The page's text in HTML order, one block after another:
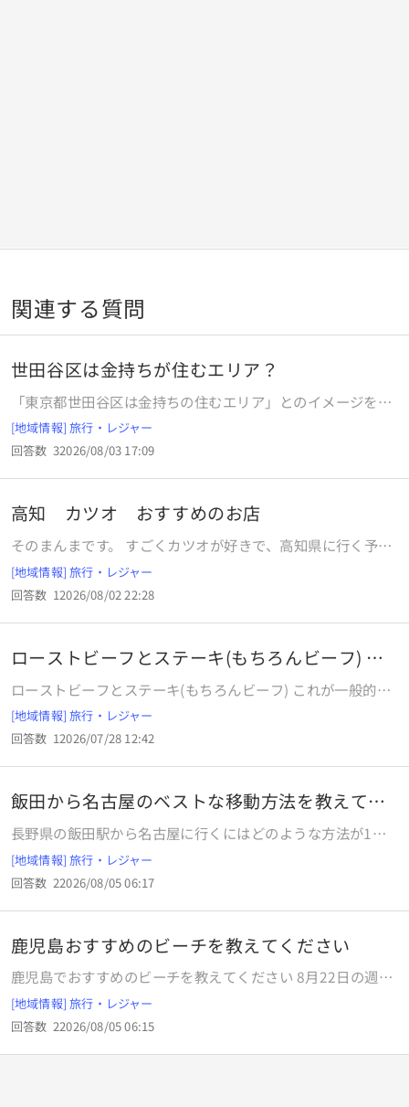
関連する質問
世田谷区は金持ちが住むエリア？
「東京都世田谷区は金持ちの住むエリア」とのイメージを持
ちますか？
[地域情報] 旅行・レジャー
回答数 32026/08/03 17:09
高知 カツオ おすすめのお店
そのまんまです。 すごくカツオが好きで、高知県に行く予定
です。 高知市内と足摺岬方面でおすすめのお店ありません
か？ 予算5000円以内のお店を何店舗かいただけるとありが
たいです。 5，6切れでは満足できないくらい好きです。 カツ
オだけで腹を満たしたいくらい好きです。
[地域情報] 旅行・レジャー
回答数 12026/08/02 22:28
ローストビーフとステーキ(もちろんビーフ) こ
れが
ローストビーフとステーキ(もちろんビーフ) これが一般的な
国では どう感覚が違うんですかね？ (薄切りだとか、昼しか
食わないとか、 夜しか食わないとか、etc) 日本での感覚とズ
レがあったりするのかと思ったので
[地域情報] 旅行・レジャー
回答数 12026/07/28 12:42
飯田から名古屋のベストな移動方法を教えてく
ださい
長野県の飯田駅から名古屋に行くにはどのような方法が1番
いいでしょうか？ 家族で飯田の方に行く予定ですが、私と子
どもたちはそのまま実家に帰り、主人だけ名古屋方面に戻る
予定です。 私たちは松本方面に行くので、松本からしなのが
いいのか、飯田からバスがいいのか、他に方法があれば教え
[地域情報] 旅行・レジャー
回答数 22026/08/05 06:17
鹿児島おすすめのビーチを教えてください
鹿児島でおすすめのビーチを教えてください 8月22日の週に
鹿児島に行く予定です。 1日は海で泳ぎたいと思っているの
ですが、おすすめのビーチがあれば教えてください。 鹿児島
本土、種子島、屋久島に行きたいです。 いずれもレンタカー
移動を考えています。 またおすすめの宿泊地等も有れば是非
[地域情報] 旅行・レジャー
回答数 22026/08/05 06:15